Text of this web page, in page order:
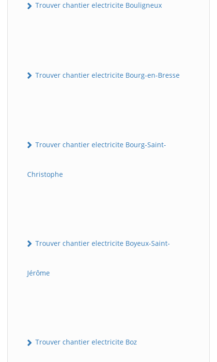
Trouver chantier electricite Bouligneux
Trouver chantier electricite Bourg-en-Bresse
Trouver chantier electricite Bourg-Saint-
Christophe
Trouver chantier electricite Boyeux-Saint-
Jérôme
Trouver chantier electricite Boz